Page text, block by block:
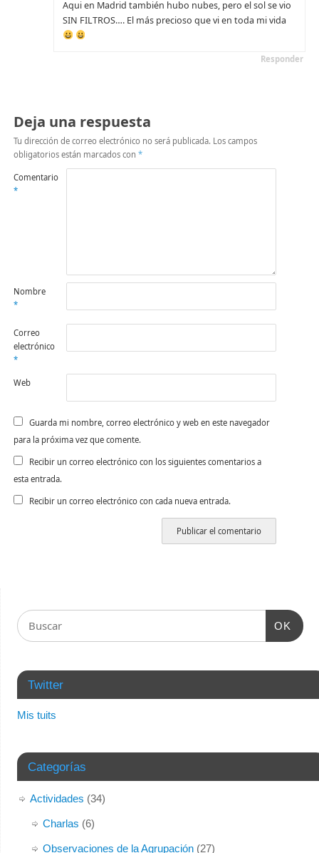
Aqui en Madrid también hubo nubes, pero el sol se vio
SIN FILTROS…. El más precioso que vi en toda mi vida
Responder
Deja una respuesta
Tu dirección de correo electrónico no será publicada. Los campos
obligatorios están marcados con *
Comentario
*
Nombre
*
Correo
electrónico
*
Web
Guarda mi nombre, correo electrónico y web en este navegador
para la próxima vez que comente.
Recibir un correo electrónico con los siguientes comentarios a
esta entrada.
Recibir un correo electrónico con cada nueva entrada.
OK
Twitter
Mis tuits
Categorías
Actividades (34)
Charlas (6)
Observaciones de la Agrupación(27)